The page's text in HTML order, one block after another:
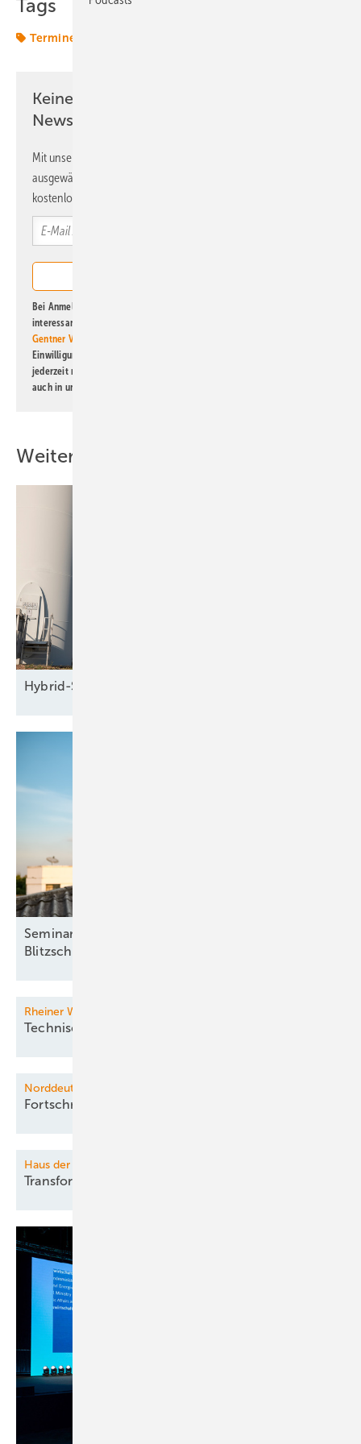
Tags
Termine & Veranstaltungen
Keine Zeit? Kein Problem mit dem ERE
Newsletter!
Mit unserem Newsletter erhalten Sie regelmäßig von uns
ausgewählte Informationen und Neuigkeiten, gebündelt und
kostenlos direkt ins Postfach.
Bei Anmeldung zu diesem Newsletter bin ich damit einverstanden, über
interessante Verlags- und Online-Angebote
Gentner Verlag GmbH & Co. KG
Einwilligung kann ich jederzeit widerrufen und eine Abmeldung ist
jederzeit möglich. Informationen zum Umgang mit Daten finden Sie
auch in unserer
Weitere Inhalte
Hybrid-Seminar: Grundlagen der
Seminar: Basisqualifikation für die
Blitzschutzfachkraft
Rheiner Windenergie-Forum
Technische Innovationen im
Norddeutsche Wasserstoffkonferenz
Fortschritte im
Haus der Technik Seminar
Transformatoren im